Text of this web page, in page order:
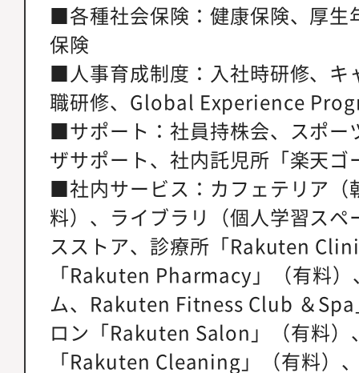
■各種社会保険：健康保険、厚生
保険
■人事育成制度：入社時研修、キ
職研修、Global Experience
■サポート：社員持株会、スポー
ザサポート、社内託児所「楽天ゴ
■社内サービス：カフェテリア（
料）、ライブラリ（個人学習ス
スストア、診療所「Rakuten
「Rakuten Pharmacy」（有料
ム、Rakuten Fitness Club ＆
ロン「Rakuten Salon」（有料）
「Rakuten Cleaning」（有料）